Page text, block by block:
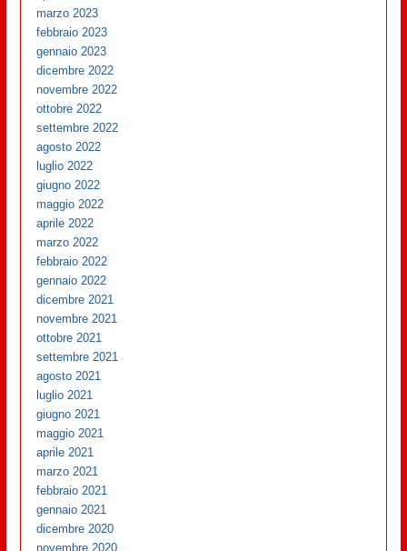
marzo 2023
febbraio 2023
gennaio 2023
dicembre 2022
novembre 2022
ottobre 2022
settembre 2022
agosto 2022
luglio 2022
giugno 2022
maggio 2022
aprile 2022
marzo 2022
febbraio 2022
gennaio 2022
dicembre 2021
novembre 2021
ottobre 2021
settembre 2021
agosto 2021
luglio 2021
giugno 2021
maggio 2021
aprile 2021
marzo 2021
febbraio 2021
gennaio 2021
dicembre 2020
novembre 2020